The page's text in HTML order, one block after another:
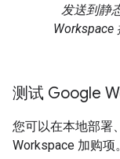
发送到静
Workspace
测试 Google
您可以在本地部署
Workspace 加购项。